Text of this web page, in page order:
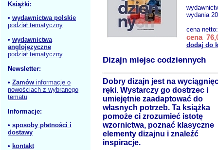
Książki:
• wydawnictwa polskie
podział tematyczny
• wydawnictwa
anglojęzyczne
podział tematyczny
Newsletter:
• Zamów informacje o
nowościach z wybranego
tematu
Informacje:
• sposoby płatności i
dostawy
• kontakt
wydania
cena
cena
dodaj do
Dizajn miejsc codziennych
Dobry dizajn jest na
ręki. Wystarczy go dostrzec i
umiejętnie zaadaptować do
własnych potrzeb. Ta książka
pomoże ci zrozumieć istotę
wzornictwa, poznać klasyczne
elementy dizajnu i znaleźć
inspiracje.